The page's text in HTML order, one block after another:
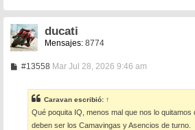
ducati
Mensajes: 8774
#13558M
a
j
e
Mar Jul 28, 2026 9:46 am
Caravan escribió: ↑
Qué poquita IQ, menos mal que nos lo quitamos
deben ser los Camavingas y Asencios de turno.